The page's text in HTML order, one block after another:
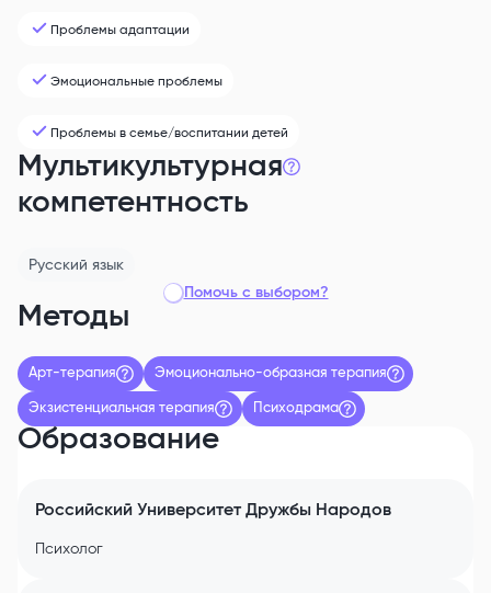
Проблемы адаптации
Эмоциональные проблемы
Проблемы в семье/воспитании детей
Мультикультурная
компетентность
Русский язык
Помочь с выбором?
Методы
Арт-терапия Эмоционально-образная терапия
Экзистенциальная терапия Психодрама
Образование
Российский Университет Дружбы Народов
Психолог